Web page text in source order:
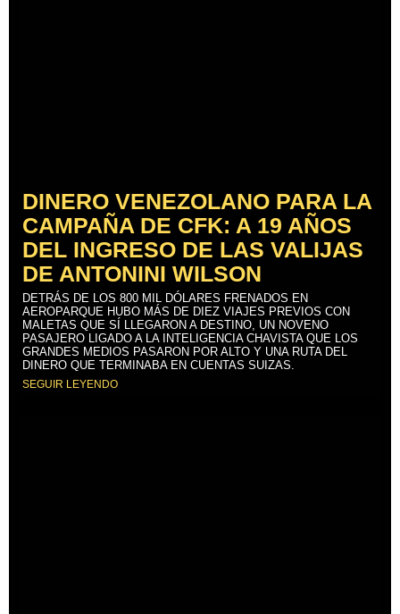
DINERO VENEZOLANO PARA LA
CAMPAÑA DE CFK: A 19 AÑOS
DEL INGRESO DE LAS VALIJAS
DE ANTONINI WILSON
DETRÁS DE LOS 800 MIL DÓLARES FRENADOS EN
AEROPARQUE HUBO MÁS DE DIEZ VIAJES PREVIOS CON
MALETAS QUE SÍ LLEGARON A DESTINO, UN NOVENO
PASAJERO LIGADO A LA INTELIGENCIA CHAVISTA QUE LOS
GRANDES MEDIOS PASARON POR ALTO Y UNA RUTA DEL
DINERO QUE TERMINABA EN CUENTAS SUIZAS.
SEGUIR LEYENDO